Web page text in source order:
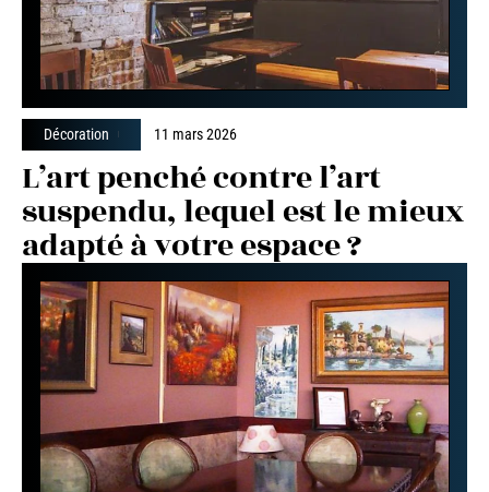
Décoration 11 mars 2026
L’art penché contre l’art
suspendu, lequel est le mieux
adapté à votre espace ?